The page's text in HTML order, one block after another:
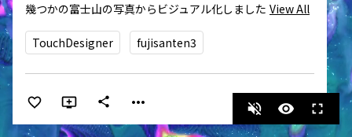
幾つかの富士山の写真からビジュアル化しました View All
TouchDesigner fujisanten3
share more_horiz volume_off visibility fullscreen